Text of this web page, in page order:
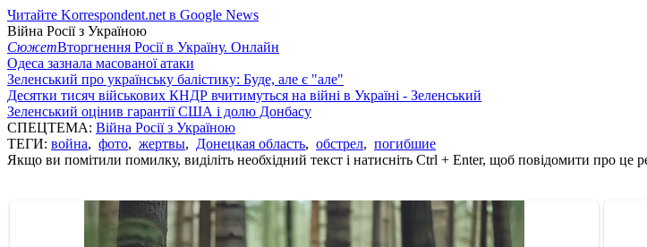
Читайте Korrespondent.net в Google News
Війна Росії з Україною
СюжетВторгнення Росії в Україну. Онлайн
Одеса зазнала масованої атаки
Зеленський про українську балістику: Буде, але є "але"
Десятки тисяч військових КНДР вчитимуться на війні в Україні - Зеленський
Зеленський оцінив гарантії США і долю Донбасу
СПЕЦТЕМА: Війна Росії з Україною
ТЕГИ: война, фото, жертвы, Донецкая область, обстрел, погибшие
Якщо ви помітили помилку, виділіть необхідний текст і натисніть Ctrl + Enter, щоб повідомити про це